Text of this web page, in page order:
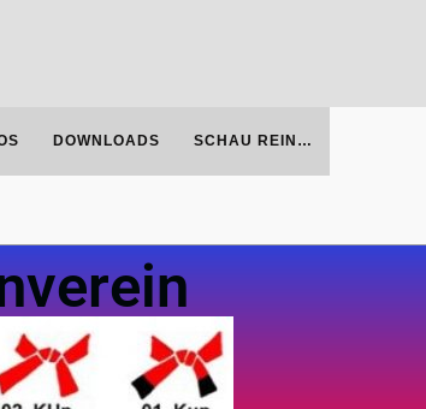
DOWNLOADS SCHAU REIN…